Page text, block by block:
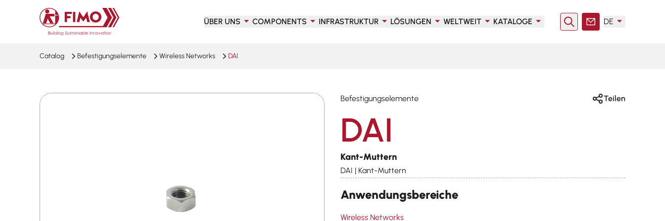
Zurück zur Startseite
ÜBER UNS
COMPONENTS INFRASTRUKTUR LÖSUNGEN WELTWEIT KATALOGE SucheKontakt
DE
Catalog Befestigungselemente Wireless Networks DAI
Befestigungselemente Teilen
DAI
Kant-Muttern
DAI | Kant-Muttern
Anwendungsbereiche
Wireless Networks